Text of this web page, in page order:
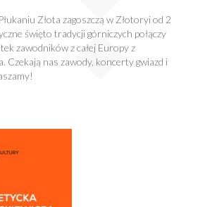
Złota zagoszczą w Złotoryi od 2
święto tradycji górniczych połączy
zawodników z całej Europy z
Czekają nas zawody, koncerty gwiazd i